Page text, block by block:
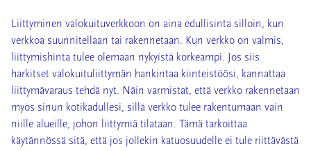
Liittyminen valokuituverkkoon on aina edullisinta silloin, kun
verkkoa suunnitellaan tai rakennetaan. Kun verkko on valmis,
liittymishinta tulee olemaan nykyistä korkeampi. Jos siis
harkitset valokuituliittymän hankintaa kiinteistöösi, kannattaa
liittymävaraus tehdä nyt. Näin varmistat, että verkko rakennetaan
myös sinun kotikadullesi, sillä verkko tulee rakentumaan vain
niille alueille, johon liittymiä tilataan. Tämä tarkoittaa
käytännössä sitä, että jos jollekin katuosuudelle ei tule riittävästä